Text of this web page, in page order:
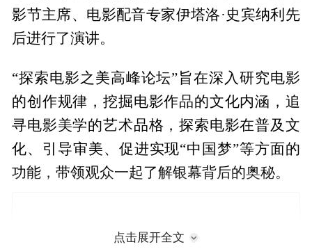
影节主席、电影配音专家伊塔洛·史宾纳利先
后进行了演讲。
“探索电影之美高峰论坛”旨在深入研究电影
的创作规律，挖掘电影作品的文化内涵，追
寻电影美学的艺术品格，探索电影在普及文
化、引导审美、促进实现“中国梦”等方面的
功能，带领观众一起了解银幕背后的奥秘。
点击展开全文